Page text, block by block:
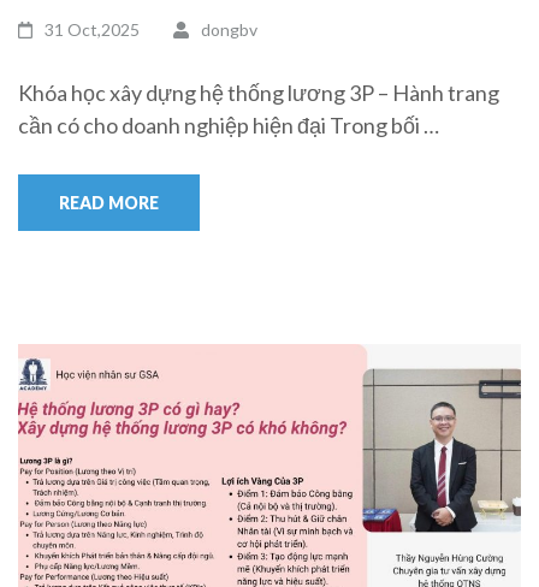
31 Oct,2025 dongbv
Khóa học xây dựng hệ thống lương 3P – Hành trang
cần có cho doanh nghiệp hiện đại Trong bối …
READ MORE